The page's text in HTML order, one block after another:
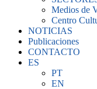
Medios de
Centro
NOTICIAS
Publicaciones
CONTACTO
ES
PT
EN